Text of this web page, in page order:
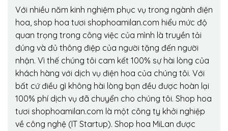
Với nhiều năm kinh nghiệm phục vụ trong ngành điện
hoa, shop hoa tươi shophoamilan.com hiểu mức độ
quan trọng trong công việc của mình là truyền tải
đúng và đủ thông điệp của người tặng đến người
nhận. Vì thế chúng tôi cam kết 100% sự hài lòng của
khách hàng với dịch vụ điện hoa của chúng tôi. Với
bất cứ điều gì không hài lòng bạn đều được hoàn lại
100% phí dịch vụ đã chuyển cho chúng tôi. Shop hoa
tươi shophoamilan.com là một công ty khởi nghiệp
về công nghệ (IT Startup). Shop hoa MiLan được